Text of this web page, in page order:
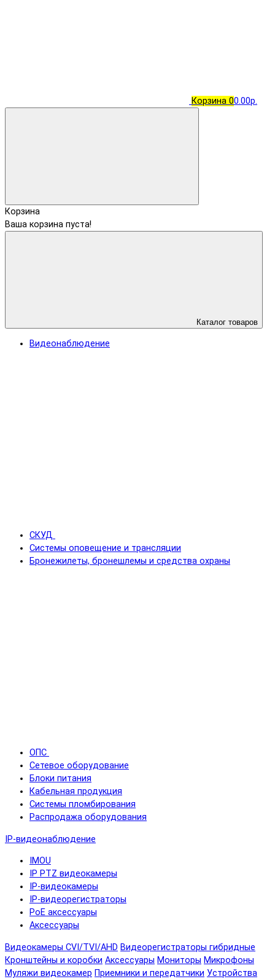
Корзина 00.00р.
Корзина
Ваша корзина пуста!
Каталог товаров
Видеонаблюдение
СКУД
Системы оповещение и трансляции
Бронежилеты, бронешлемы и средства охраны
ОПС
Сетевое оборудование
Блоки питания
Кабельная продукция
Системы пломбирования
Распродажа оборудования
IP-видеонаблюдение
IMOU
IP PTZ видеокамеры
IP-видеокамеры
IP-видеорегистраторы
PoE аксессуары
Аксессуары
Видеокамеры CVI/TVI/AHD Видеорегистраторы гибридные
Кронштейны и коробки Аксессуары Мониторы Микрофоны
Муляжи видеокамер Приемники и передатчики Устройства